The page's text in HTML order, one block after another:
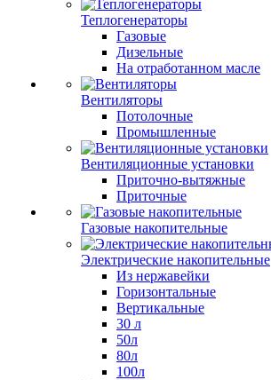
Теплогенераторы
Газовые
Дизельные
На отработанном масле
Вентиляторы
Потолочные
Промышленные
Вентиляционные установки
Приточно-вытяжные
Приточные
Газовые накопительные
Электрические накопительные
Из нержавейки
Горизонтальные
Вертикальные
30 л
50л
80л
100л